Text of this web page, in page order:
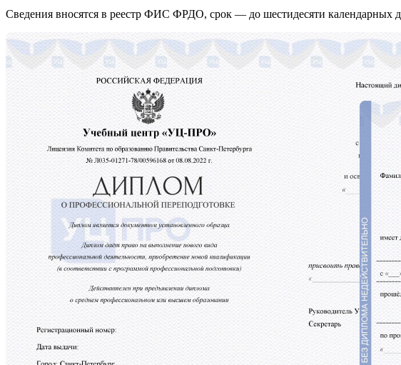
Сведения вносятся в реестр ФИС ФРДО, срок — до шестидесяти календарных